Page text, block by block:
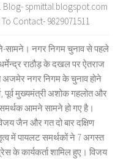
spmittal.blogspot.com
Contact- 9829071511
नगर निगम चुनाव से पहले
राठौड़ के दखल पर ऐतराज
अजमेर नगर निगम के चुनाव होने
पूर्व मुख्यमंत्री अशोक गहलोत और
आमने सामने हो गए है।
जैन और गत दो बार दक्षिण
में पायलट समर्थकों ने 7 अगस्त
के कार्यकर्ता शामिल हुए। विजय